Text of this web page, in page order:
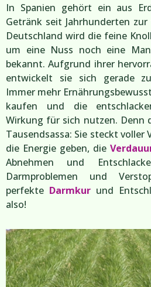
In Spanien gehört ein aus
Getränk seit Jahrhunderten
Deutschland wird die feine
um eine Nuss noch eine
bekannt. Aufgrund ihrer
entwickelt sie sich gerade
Immer mehr
kaufen und die
Wirkung für sich nutzen. Denn
Tausendsassa: Sie steckt voller
die Energie geben, die
Abnehmen und
Darmproblemen und
perfekte Darmkur und
also!